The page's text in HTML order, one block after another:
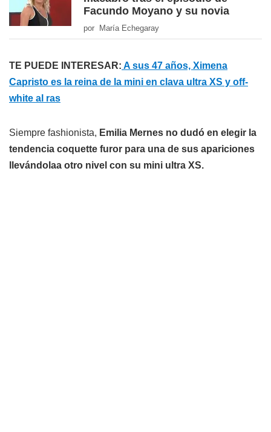
Facundo Moyano y su novia
por María Echegaray
TE PUEDE INTERESAR: A sus 47 años, Ximena
Capristo es la reina de la mini en clava ultra XS y off-
white al ras
Siempre fashionista, Emilia Mernes no dudó en elegir la
tendencia coquette furor para una de sus apariciones
llevándolaa otro nivel con su mini ultra XS.